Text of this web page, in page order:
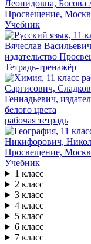
Учебник
Тетрадь-тренажёр
рабочая тетрадь
Учебник
1 класс
2 класс
3 класс
4 класс
5 класс
6 класс
7 класс